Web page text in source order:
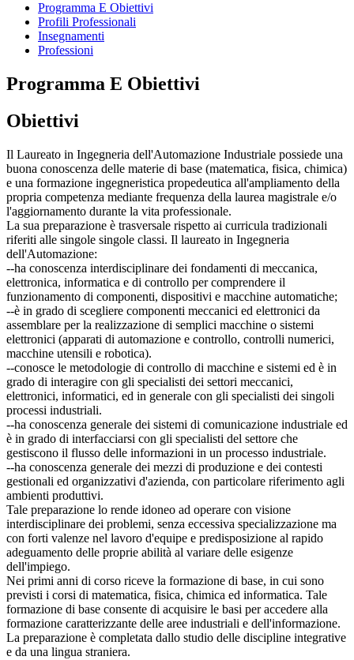
Programma E Obiettivi
Profili Professionali
Insegnamenti
Professioni
Programma E Obiettivi
Obiettivi
Il Laureato in Ingegneria dell'Automazione Industriale possiede una
buona conoscenza delle materie di base (matematica, fisica, chimica)
e una formazione ingegneristica propedeutica all'ampliamento della
propria competenza mediante frequenza della laurea magistrale e/o
l'aggiornamento durante la vita professionale.
La sua preparazione è trasversale rispetto ai curricula tradizionali
riferiti alle singole singole classi. Il laureato in Ingegneria
dell'Automazione:
--ha conoscenza interdisciplinare dei fondamenti di meccanica,
elettronica, informatica e di controllo per comprendere il
funzionamento di componenti, dispositivi e macchine automatiche;
--è in grado di scegliere componenti meccanici ed elettronici da
assemblare per la realizzazione di semplici macchine o sistemi
elettronici (apparati di automazione e controllo, controlli numerici,
macchine utensili e robotica).
--conosce le metodologie di controllo di macchine e sistemi ed è in
grado di interagire con gli specialisti dei settori meccanici,
elettronici, informatici, ed in generale con gli specialisti dei singoli
processi industriali.
--ha conoscenza generale dei sistemi di comunicazione industriale ed
è in grado di interfacciarsi con gli specialisti del settore che
gestiscono il flusso delle informazioni in un processo industriale.
--ha conoscenza generale dei mezzi di produzione e dei contesti
gestionali ed organizzativi d'azienda, con particolare riferimento agli
ambienti produttivi.
Tale preparazione lo rende idoneo ad operare con visione
interdisciplinare dei problemi, senza eccessiva specializzazione ma
con forti valenze nel lavoro d'equipe e predisposizione al rapido
adeguamento delle proprie abilità al variare delle esigenze
dell'impiego.
Nei primi anni di corso riceve la formazione di base, in cui sono
previsti i corsi di matematica, fisica, chimica ed informatica. Tale
formazione di base consente di acquisire le basi per accedere alla
formazione caratterizzante delle aree industriali e dell'informazione.
La preparazione è completata dallo studio delle discipline integrative
e da una lingua straniera.